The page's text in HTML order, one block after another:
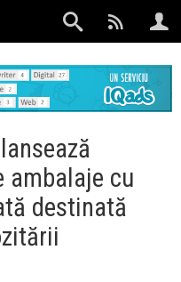
ambalaje cu
destinată